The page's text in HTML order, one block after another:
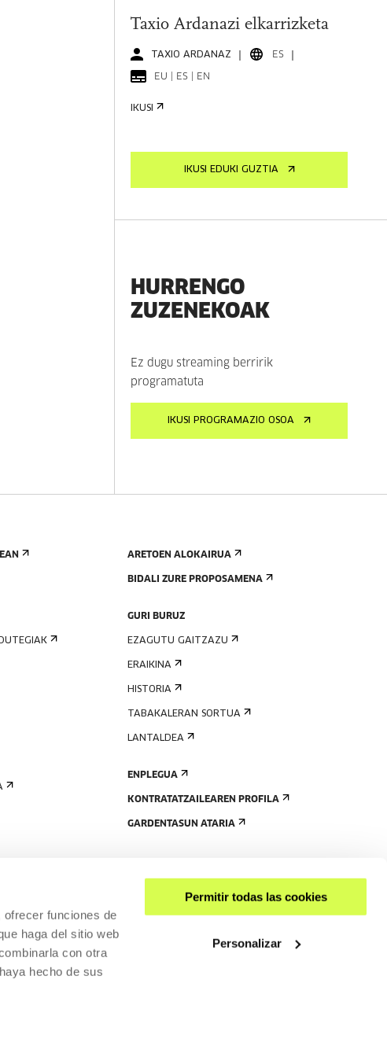
funciones de
haga del sitio web
con otra
hecho de sus
Permitir todas las cookies
Personalizar
Taxio Ardanazi elkarrizketa
TAXIO ARDANAZ ES
EU | ES | EN
IKUSI
IKUSI EDUKI GUZTIA
HURRENGO
ZUZENEKOAK
Ez dugu streaming berririk
programatuta
IKUSI PROGRAMAZIO OSOA
ARETOEN ALOKAIRUA
BIDALI ZURE PROPOSAMENA
GURI BURUZ
EZAGUTU GAITZAZU
ERAIKINA
HISTORIA
TABAKALERAN SORTUA
LANTALDEA
ENPLEGUA
KONTRATATZAILEAREN PROFILA
GARDENTASUN ATARIA